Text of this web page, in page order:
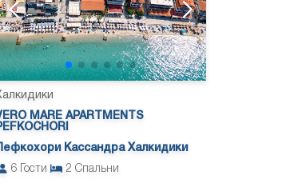
MARE APARTMENTS
Пефкохори Кассандра Халкидики
6
Гости 2 Спальни